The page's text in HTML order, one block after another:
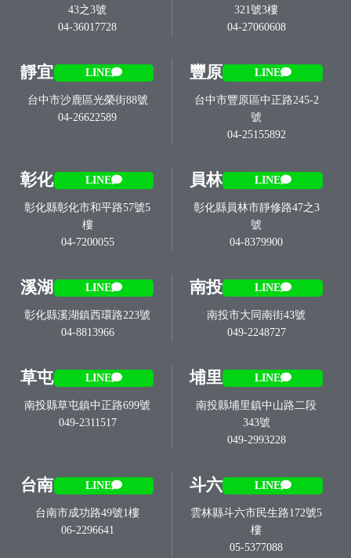
43之3號
04-36017728
321號3樓
04-27060608
靜宜 LINE
台中市沙鹿區光榮街88號
04-26622589
豐原 LINE
台中市豐原區中正路245-2
號
04-25155892
彰化 LINE
彰化縣彰化市和平路57號5
樓
04-7200055
員林 LINE
彰化縣員林市靜修路47之3
號
04-8379900
溪湖 LINE
彰化縣溪湖鎮西環路223號
04-8813966
南投 LINE
南投市大同南街43號
049-2248727
草屯 LINE
南投縣草屯鎮中正路699號
049-2311517
埔里 LINE
南投縣埔里鎮中山路二段
343號
049-2993228
台南 LINE
台南市成功路49號1樓
06-2296641
斗六 LINE
雲林縣斗六市民生路172號5
樓
05-5377088